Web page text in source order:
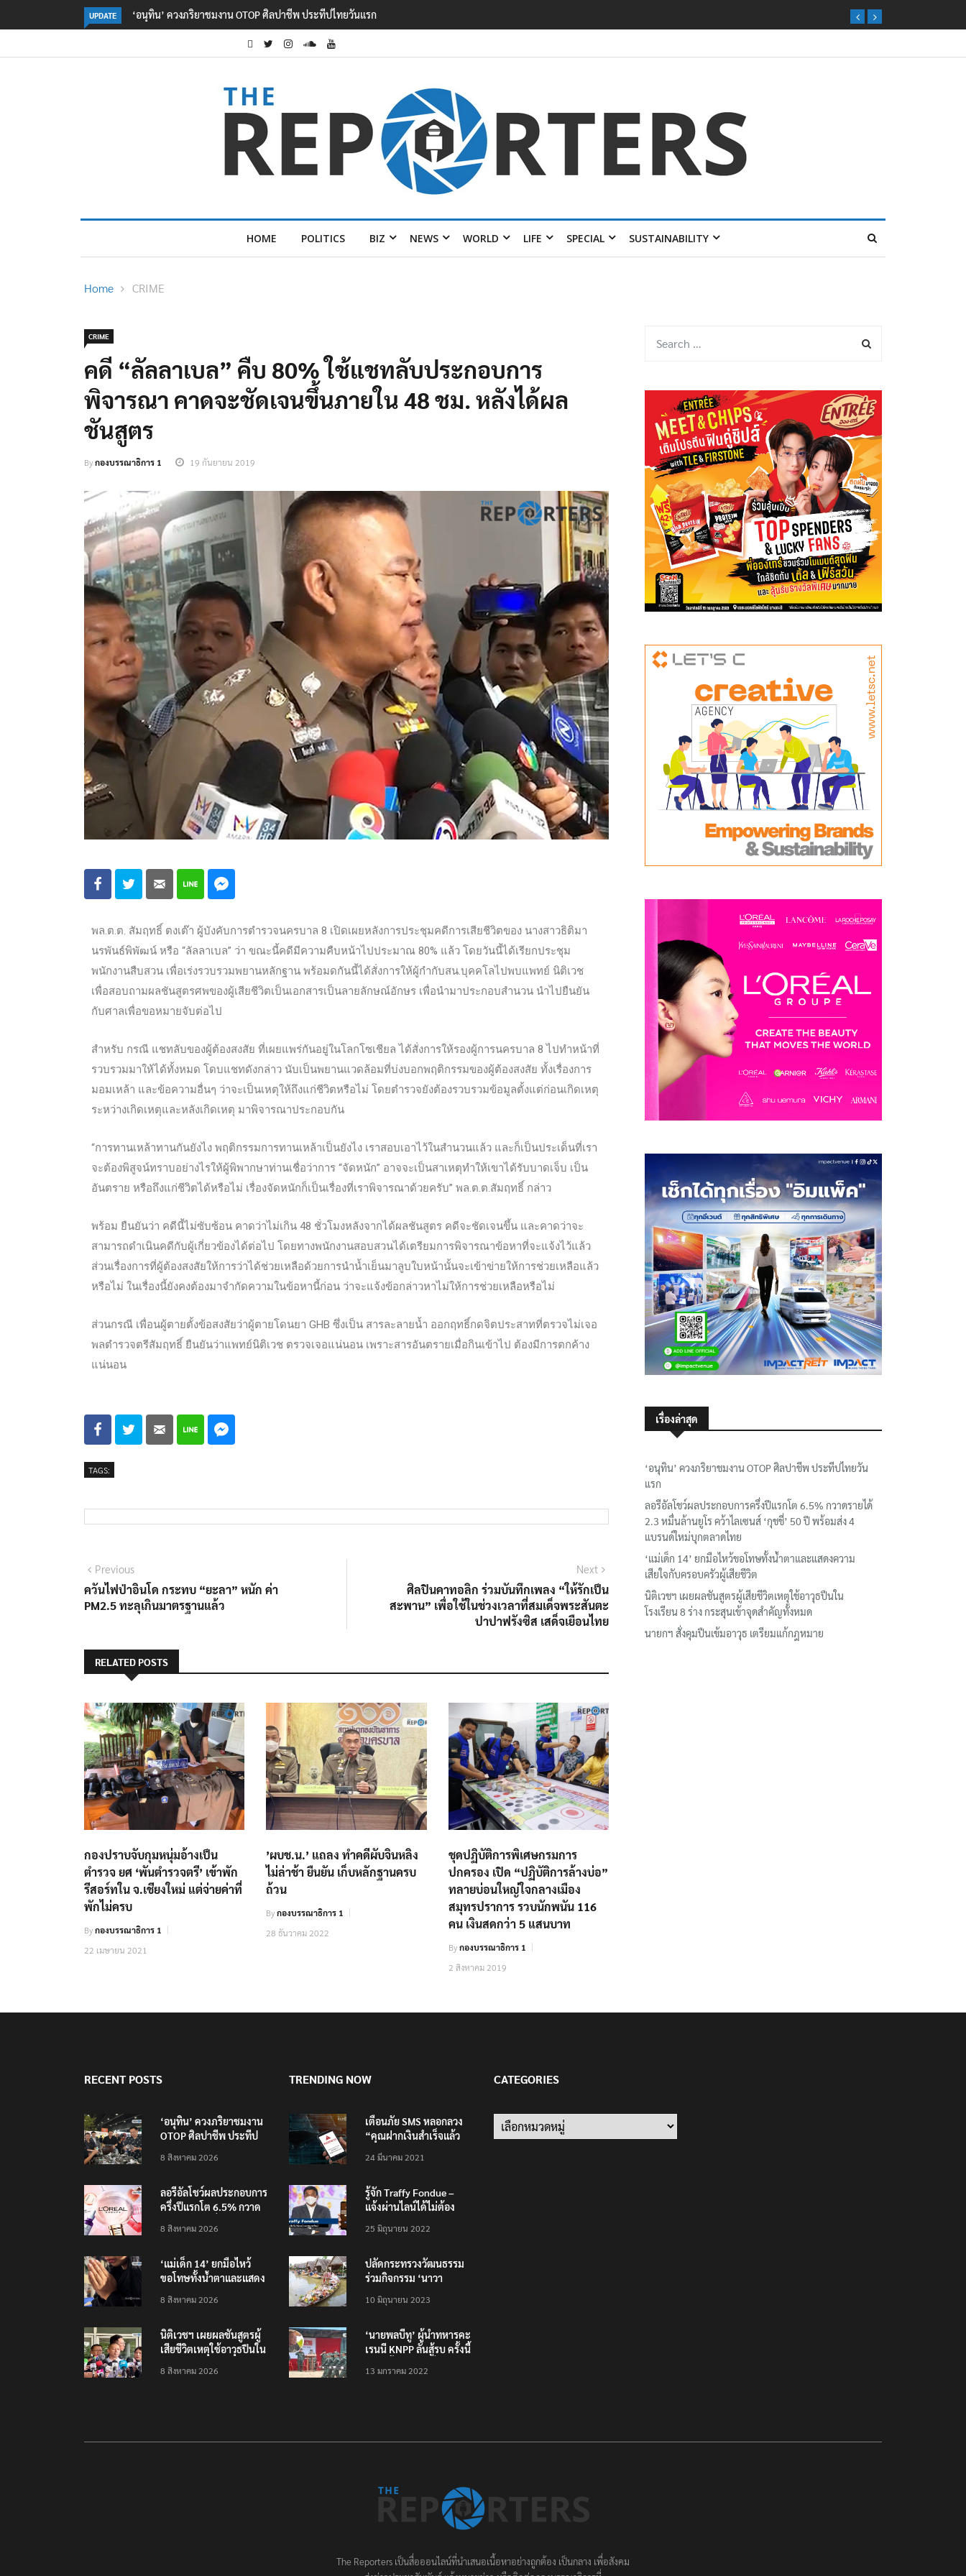
UPDATE ลอรีอัลโชว์ผลประกอบการครึ่งปีแรกโต 6.5% กวาดรายได้ 2.3 หมื่นล้านยูโร คว้าไลเซนส์ ‘กุชชี่’ 50 ปี พร้อมส่ง 4 แบรนด์ใหม่บุกตลาดไทย
HOME POLITICS BIZ NEWS WORLD LIFE SPECIAL SUSTAINABILITY
Home CRIME
CRIME
คดี “ลัลลาเบล” คืบ 80% ใช้แชทลับประกอบการ
พิจารณา คาดจะชัดเจนขึ้นภายใน 48 ชม. หลังได้ผล
ชันสูตร
Byกองบรรณาธิการ 1 19 กันยายน 2019
พล.ต.ต. สัมฤทธิ์ ตงเต๊า ผู้บังคับการตำรวจนครบาล 8 เปิดเผยหลังการประชุมคดีการเสียชีวิตของ นางสาวธิติมา
นรพันธ์พิพัฒน์ หรือ “ลัลลาเบล” ว่า ขณะนี้คดีมีความคืบหน้าไปประมาณ 80% แล้ว โดยวันนี้ได้เรียกประชุม
พนักงานสืบสวน เพื่อเร่งรวบรวมพยานหลักฐาน พร้อมดกันนี้ได้สั่งการให้ผู้กำกับสน.บุคคโลไปพบแพทย์ นิติเวช
เพื่อสอบถามผลชันสูตรศพของผู้เสียชีวิตเป็นเอกสารเป็นลายลักษณ์อักษร เพื่อนำมาประกอบสำนวน นำไปยืนยัน
กับศาลเพื่อขอหมายจับต่อไป
สำหรับ กรณี แชทลับของผู้ต้องสงสัย ที่เผยแพร่กันอยู่ในโลกโซเชียล ได้สั่งการให้รองผู้การนครบาล 8 ไปทำหน้าที่
รวบรวมมาให้ได้ทั้งหมด โดบแชทดังกล่าว นับเป็นพยานแวดล้อมที่บ่งบอกพฤติกรรมของผู้ต้องสงสัย ทั้งเรื่องการ
มอมเหล้า และข้อความอื่นๆ ว่าจะเป็นเหตุให้ถึงแก่ชีวิตหรือไม่ โดยตำรวจยังต้องรวบรวมข้อมูลตั้งแต่ก่อนเกิดเหตุ
ระหว่างเกิดเหตุและหลังเกิดเหตุ มาพิจารณาประกอบกัน
“การทานเหล้าทานกันยังไง พฤติกรรมการทานเหล้าเป็นยังไง เราสอบเอาไว้ในสำนวนแล้ว และก็เป็นประเด็นที่เรา
จะต้องพิสูจน์ทราบอย่างไรให้ผู้พิพากษาท่านเชื่อว่าการ “จัดหนัก” อาจจะเป็นสาเหตุทำให้เขาได้รับบาดเจ็บ เป็น
อันตราย หรือถึงแก่ชีวิตได้หรือไม่ เรื่องจัดหนักก็เป็นเรื่องที่เราพิจารณาด้วยครับ” พล.ต.ต.สัมฤทธิ์ กล่าว
พร้อม ยืนยันว่า คดีนี้ไม่ซับซ้อน คาดว่าไม่เกิน 48 ชั่วโมงหลังจากได้ผลชันสูตร คดีจะชัดเจนขึ้น และคาดว่าจะ
สามารถดำเนินคดีกับผู้เกี่ยวข้องได้ต่อไป โดยทางพนักงานสอบสวนได้เตรียมการพิจารณาข้อหาที่จะแจ้งไว้แล้ว
ส่วนเรื่องการที่ผู้ต้องสงสัยให้การว่าได้ช่วยเหลือด้วยการนำน้ำเย็นมาลูบใบหน้านั้นจะเข้าข่ายให้การช่วยเหลือแล้ว
หรือไม่ ในเรื่องนี้ยังคงต้องมาจำกัดความในข้อหานี้ก่อน ว่าจะแจ้งข้อกล่าวหาไม่ให้การช่วยเหลือหรือไม่
ส่วนกรณี เพื่อนผู้ตายตั้งข้อสงสัยว่าผู้ตายโดนยา GHB ซึ่งเป็น สารละลายน้ำ ออกฤทธิ์กดจิตประสาทที่ตรวจไม่เจอ
พลตำรวจตรีสัมฤทธิ์ ยืนยันว่าแพทย์นิติเวช ตรวจเจอแน่นอน เพราะสารอันตรายเมื่อกินเข้าไป ต้องมีการตกค้าง
แน่นอน
TAGS:
Previous
ควันไฟป่าอินโด กระทบ “ยะลา” หนัก ค่า
PM2.5 ทะลุเกินมาตรฐานแล้ว
Next
ศิลปินคาทอลิก ร่วมบันทึกเพลง “ให้รักเป็น
สะพาน” เพื่อใช้ในช่วงเวลาที่สมเด็จพระสันตะ
ปาปาฟรังซิส เสด็จเยือนไทย
RELATED POSTS
กองปราบจับกุมหนุ่มอ้างเป็น
ตำรวจ ยศ ‘พันตำรวจตรี’ เข้าพัก
รีสอร์ทใน จ.เชียงใหม่ แต่จ่ายค่าที่
พักไม่ครบ
Byกองบรรณาธิการ 1
22 เมษายน 2021
’ผบช.น.’ แถลง ทำคดีผับจินหลิง
ไม่ล่าช้า ยืนยัน เก็บหลักฐานครบ
ถ้วน
Byกองบรรณาธิการ 1
28 ธันวาคม 2022
ชุดปฏิบัติการพิเศษกรมการ
ปกครอง เปิด “ปฏิบัติการล้างบ่อ”
ทลายบ่อนใหญ่ใจกลางเมือง
สมุทรปราการ รวบนักพนัน 116
คน เงินสดกว่า 5 แสนบาท
Byกองบรรณาธิการ 1
2 สิงหาคม 2019
เรื่องล่าสุด
‘อนุทิน’ ควงภริยาชมงาน OTOP ศิลปาชีพ ประทีปไทยวัน
แรก
ลอรีอัลโชว์ผลประกอบการครึ่งปีแรกโต 6.5% กวาดรายได้
2.3 หมื่นล้านยูโร คว้าไลเซนส์ ‘กุชชี่’ 50 ปี พร้อมส่ง 4
แบรนด์ใหม่บุกตลาดไทย
‘แม่เด็ก 14’ ยกมือไหว้ขอโทษทั้งน้ำตาและแสดงความ
เสียใจกับครอบครัวผู้เสียชีวิต
นิติเวชฯ เผยผลชันสูตรผู้เสียชีวิตเหตุใช้อาวุธปืนใน
โรงเรียน 8 ร่าง กระสุนเข้าจุดสำคัญทั้งหมด
นายกฯ สั่งคุมปืนเข้มอาวุธ เตรียมแก้กฎหมาย
RECENT POSTS
‘อนุทิน’ ควงภริยาชมงาน
OTOP ศิลปาชีพ ประทีป
8 สิงหาคม 2026
ลอรีอัลโชว์ผลประกอบการ
ครึ่งปีแรกโต 6.5% กวาด
คว้าไลเซนส์ ‘กุชชี่’ 50 ปี
ตลาดไทย
8 สิงหาคม 2026
‘แม่เด็ก 14’ ยกมือไหว้
ขอโทษทั้งน้ำตาและแสดง
เสียชีวิต
8 สิงหาคม 2026
นิติเวชฯ เผยผลชันสูตรผู้
เสียชีวิตเหตุใช้อาวุธปืนใน
จุดสำคัญทั้งหมด
8 สิงหาคม 2026
TRENDING NOW
เตือนภัย SMS หลอกลวง
“คุณฝากเงินสำเร็จแล้ว
200,000 บาท”
24 มีนาคม 2021
รู้จัก Traffy Fondue –
แจ้งผ่านไลน์ได้ไม่ต้อง
ทั่วไทย ไม่ใช่แค่ในกรุง
25 มิถุนายน 2022
ปลัดกระทรวงวัฒนธรรม
ร่วมกิจกรรม ‘นาวา
ตักบาตรทางน้ำ
10 มิถุนายน 2023
‘นายพลบีทู’ ผู้นำทหารคะ
เรนนี KNPP ลั่นสู้รบ ครั้งนี้
ประชาชนต้องชนะ
13 มกราคม 2022
CATEGORIES
The Reporters เป็นสื่อออนไลน์ที่นำเสนอเนื้อหาอย่างถูกต้อง เป็นกลาง เพื่อสังคม